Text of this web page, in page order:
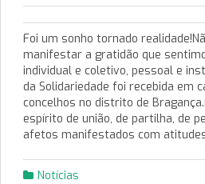
Foi um sonho tornado
manifestar a gratidão que
individual e coletivo, pessoal e
da Solidariedade foi recebida em
concelhos no distrito de
espírito de união, de partilha, de
afetos manifestados com
Notícias